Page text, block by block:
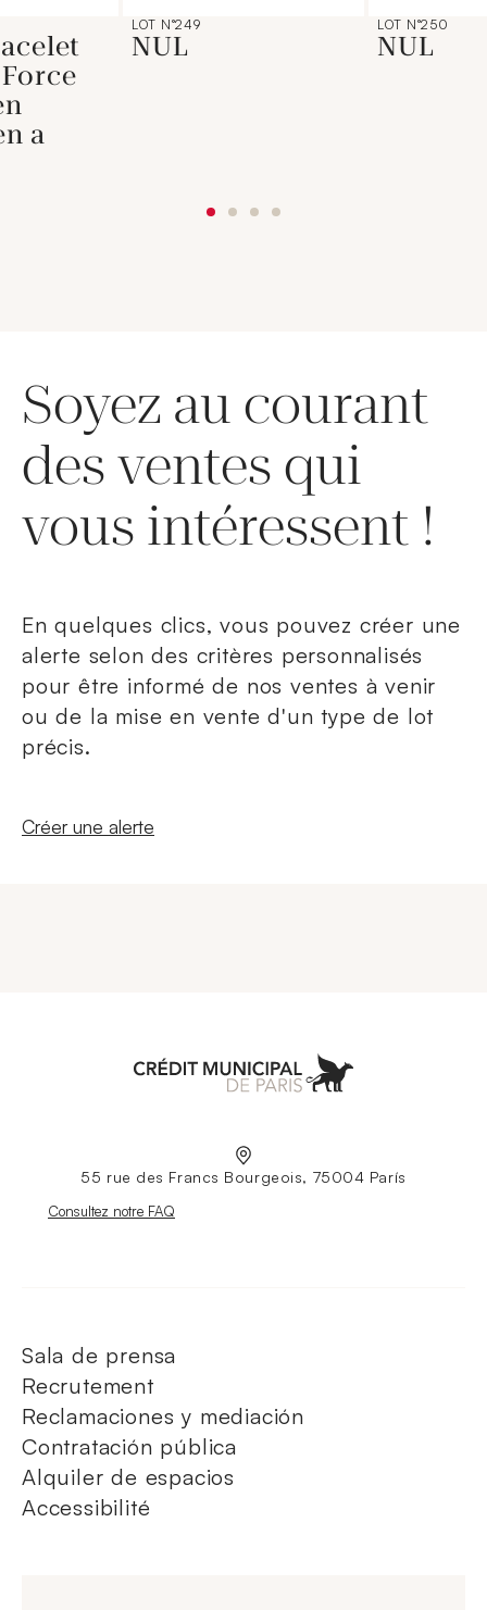
a
LOT N°249
NUL
LOT N°250
NUL
Soyez au courant
des ventes qui
vous intéressent !
En quelques clics, vous pouvez créer une
alerte selon des critères personnalisés
pour être informé de nos ventes à venir
ou de la mise en vente d'un type de lot
précis.
Nouvelle fenêtre
Créer une alerte
55 rue des Francs Bourgeois, 75004 París
Nouvelle fenêtre
Consultez notre FAQ
Sala de prensa
Recrutement
Reclamaciones y mediación
Contratación pública
Alquiler de espacios
Accessibilité